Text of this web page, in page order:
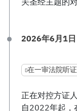
2026年6月1日
在一审法院听证
正在对控方证
自2022年起，